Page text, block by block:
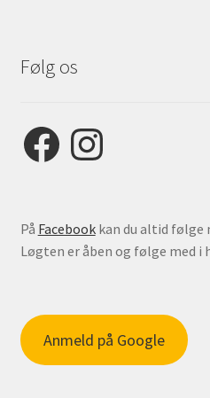
Følg os
FacebookInstagram
På Facebookkan du altid følge
Løgten er åben og følge med i
Anmeld på Google